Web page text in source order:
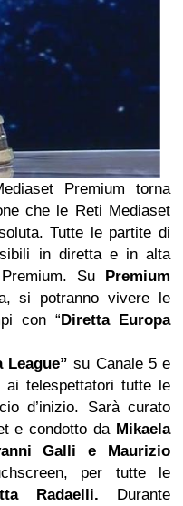
Premium torna
che le Reti Mediaset
Tutte le partite di
in diretta e in alta
Su Premium
si potranno vivere le
con “Diretta Europa
League” su Canale 5 e
telespettatori tutte le
d’inizio. Sarà curato
e condotto da Mikaela
Galli e Maurizio
per tutte le
Radaelli. Durante